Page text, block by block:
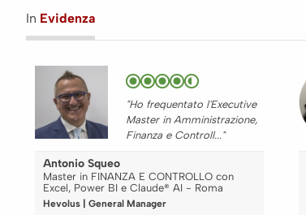
In Evidenza
"Ho frequentato l'Executive
Master in Amministrazione,
Finanza e Controll..."
Antonio Squeo
Master in FINANZA E CONTROLLO con
Excel, Power BI e Claude® AI - Roma
Hevolus | General Manager